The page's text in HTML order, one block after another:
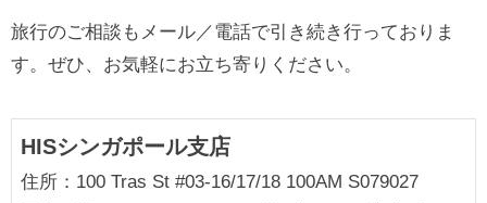
旅行のご相談もメール／電話で引き続き行っておりま
す。ぜひ、お気軽にお立ち寄りください。
HISシンガポール支店
住所：100 Tras St #03-16/17/18 100AM S079027